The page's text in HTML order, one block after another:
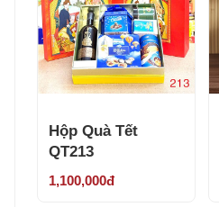
Hộp Quà Tết
QT213
1,100,000đ